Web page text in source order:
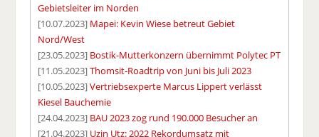
Gebietsleiter im Norden
[10.07.2023] Mapei: Kevin Wiese betreut Gebiet
Nord/West
[23.05.2023] Bostik-Mutterkonzern übernimmt Polytec PT
[11.05.2023]Thomsit-Roadtrip von Juni bis Juli 2023
[10.05.2023]Vertriebsexperte Marcus Lippert verlässt
Kiesel Bauchemie
[24.04.2023] BAU 2023 zog rund 190.000 Besucher an
[21.04.2023] Uzin Utz: 2022 Rekordumsatz mit